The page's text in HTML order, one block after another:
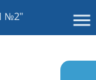
menu
№2"